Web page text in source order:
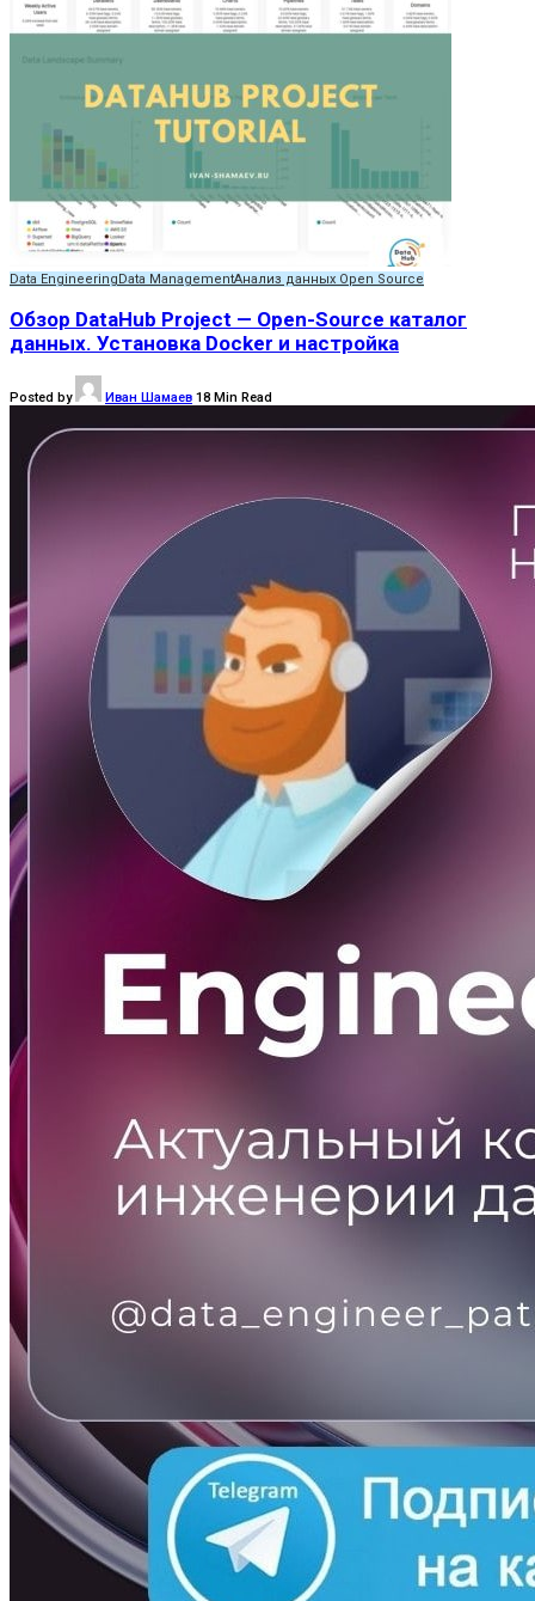
Data EngineeringData ManagementАнализ данных Open Source
Обзор DataHub Project — Open-Source каталог
данных. Установка Docker и настройка
Posted by Иван Шамаев 18 Min Read